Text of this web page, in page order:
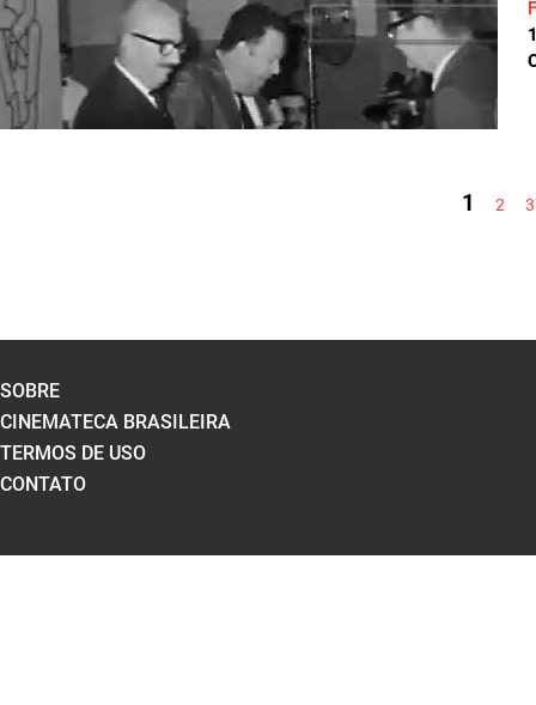
1 2 3
SOBRE
CINEMATECA BRASILEIRA
TERMOS DE USO
CONTATO